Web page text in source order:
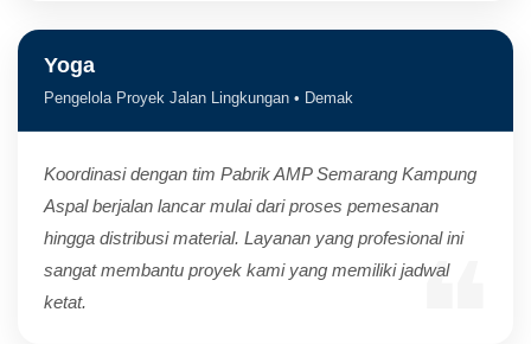
Yoga
Pengelola Proyek Jalan Lingkungan • Demak
Koordinasi dengan tim Pabrik AMP Semarang Kampung
Aspal berjalan lancar mulai dari proses pemesanan
hingga distribusi material. Layanan yang profesional ini
sangat membantu proyek kami yang memiliki jadwal
ketat.